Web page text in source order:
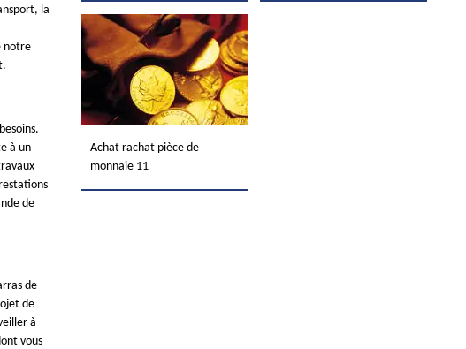
la
notre
à un
de
de
de
à
vous
Achat rachat pièce de
monnaie 11